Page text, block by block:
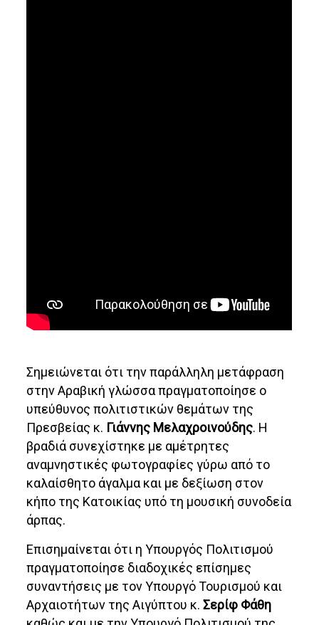
Σημειώνεται ότι την παράλληλη μετάφραση
στην Αραβική γλώσσα πραγματοποίησε ο
υπεύθυνος πολιτιστικών θεμάτων της
Πρεσβείας κ. Γιάννης Μελαχροινούδης. Η
βραδιά συνεχίστηκε με αμέτρητες
αναμνηστικές φωτογραφίες γύρω από το
καλαίσθητο άγαλμα και με δεξίωση στον
κήπο της Κατοικίας υπό τη μουσική συνοδεία
άρπας.
Επισημαίνεται ότι η Υπουργός Πολιτισμού
πραγματοποίησε διαδοχικές επίσημες
συναντήσεις με τον Υπουργό Τουρισμού και
Αρχαιοτήτων της Αιγύπτου κ.Σερίφ Φάθη